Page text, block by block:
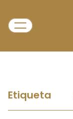
Etiqueta